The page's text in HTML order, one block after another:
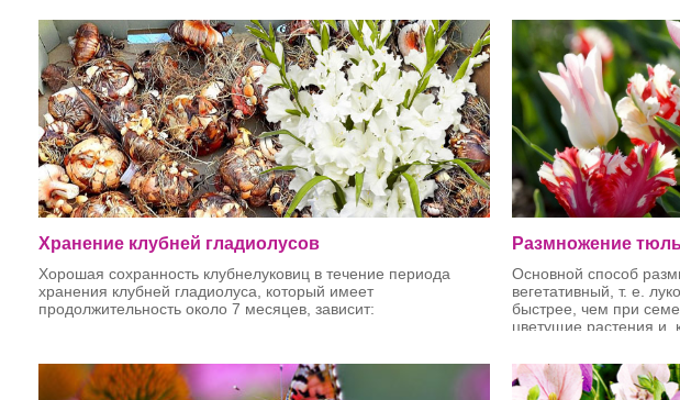
Хранение клубней гладиолусов
Хорошая сохранность клубнелуковиц в течение периода
хранения клубней гладиолуса, который имеет
продолжительность около 7 месяцев, зависит:
от качества заложенных на хранение клубнелуковиц;от
температуры, влажности и обмена воздуха в хранилище;
Размножение
Основной способ
вегетативный, т. е.
быстрее, чем при
цветущие растения и,
Коэффициент